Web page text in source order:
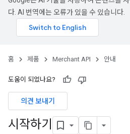
다. AI 번역에는 오류가 있을 수 있습니다.
홈 제품 Merchant API 안내
도움이 되었나요?
의견 보내기
시작하기